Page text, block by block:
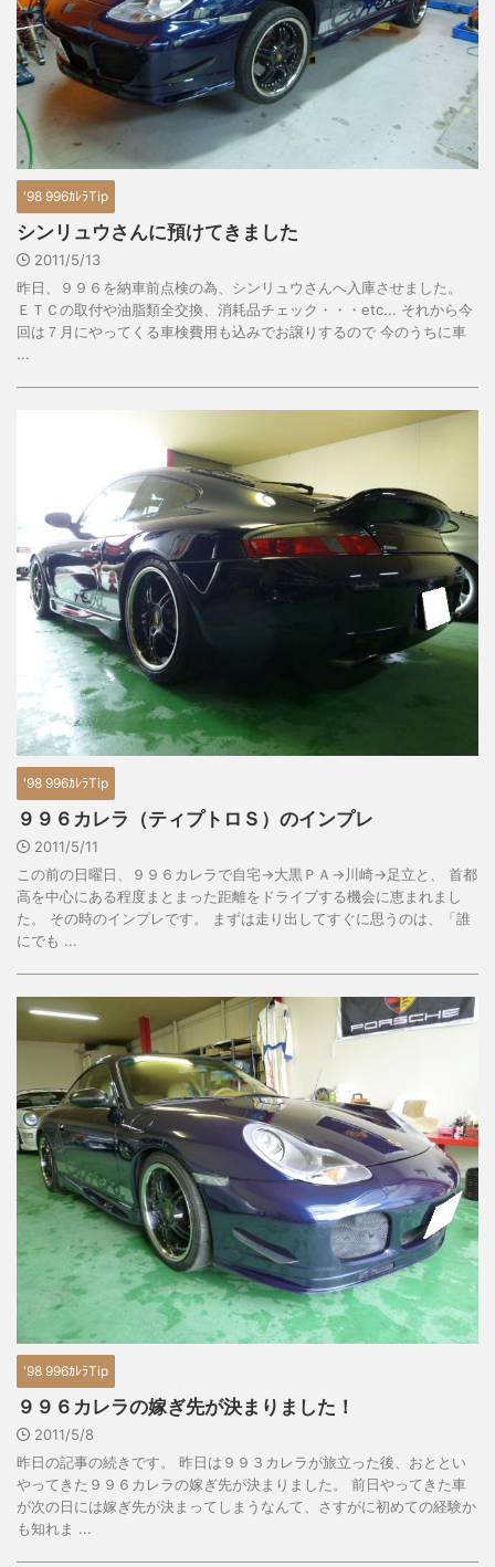
'98 996ｶﾚﾗTip
シンリュウさんに預けてきました
2011/5/13
昨日、９９６を納車前点検の為、シンリュウさんへ入庫させました。
ＥＴＣの取付や油脂類全交換、消耗品チェック・・・etc... それから今
回は７月にやってくる車検費用も込みでお譲りするので 今のうちに車
...
'98 996ｶﾚﾗTip
９９６カレラ（ティプトロＳ）のインプレ
2011/5/11
この前の日曜日、９９６カレラで自宅→大黒ＰＡ→川崎→足立と、 首都
高を中心にある程度まとまった距離をドライブする機会に恵まれまし
た。 その時のインプレです。 まずは走り出してすぐに思うのは、「誰
にでも ...
'98 996ｶﾚﾗTip
９９６カレラの嫁ぎ先が決まりました！
2011/5/8
昨日の記事の続きです。 昨日は９９３カレラが旅立った後、おととい
やってきた９９６カレラの嫁ぎ先が決まりました。 前日やってきた車
が次の日には嫁ぎ先が決まってしまうなんて、さすがに初めての経験か
も知れま ...